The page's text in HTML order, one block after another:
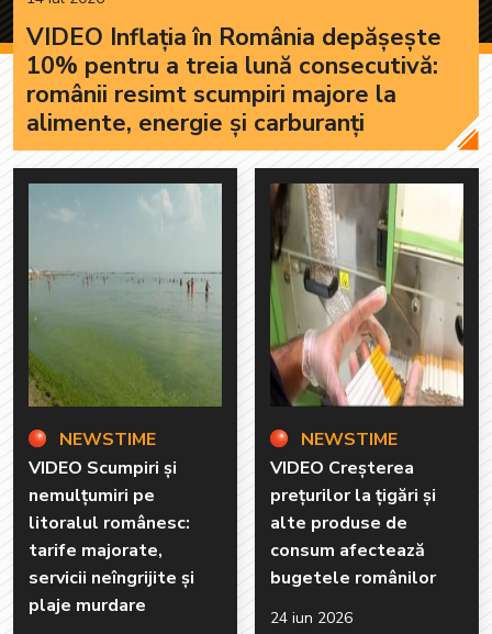
VIDEO Inflația în România depășește
10% pentru a treia lună consecutivă:
românii resimt scumpiri majore la
alimente, energie și carburanți
NEWSTIME
VIDEO Scumpiri și
nemulțumiri pe
litoralul românesc:
tarife majorate,
servicii neîngrijite și
plaje murdare
NEWSTIME
VIDEO Creșterea
prețurilor la țigări și
alte produse de
consum afectează
bugetele românilor
24 iun 2026